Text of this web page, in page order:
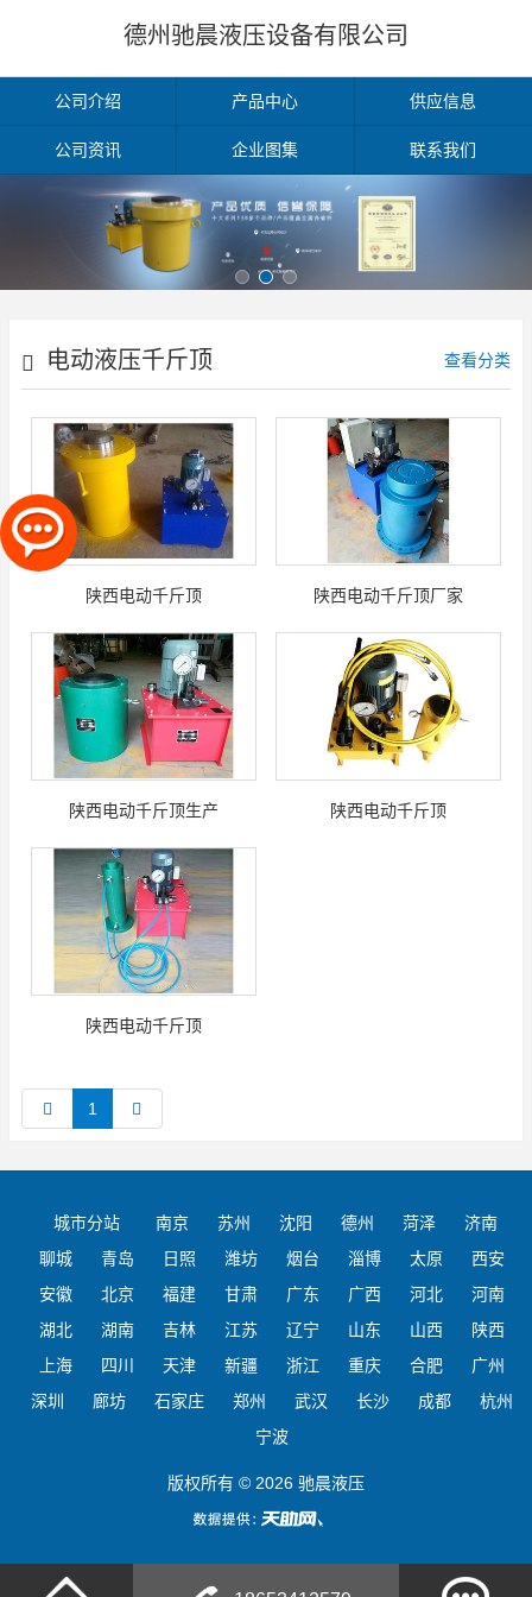
德州驰晨液压设备有限公司
公司介绍 产品中心 供应信息
公司资讯 企业图集 联系我们
电动液压千斤顶 查看分类
陕西电动千斤顶 陕西电动千斤顶厂家
陕西电动千斤顶生产 陕西电动千斤顶
陕西电动千斤顶
1
城市分站 南京 苏州 沈阳 德州 菏泽
济南
聊城
青岛 日照 潍坊 烟台 淄博 太原
西安
安徽
北京 福建 甘肃 广东 广西 河北
河南
湖北
湖南 吉林 江苏 辽宁 山东 山西
陕西
上海
四川 天津 新疆 浙江 重庆 合肥
广州
深圳
廊坊 石家庄 郑州 武汉 长沙 成都
杭州
宁波
版权所有 © 2026 驰晨液压